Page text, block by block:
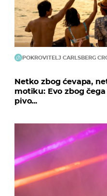
POKROVITELJ CARLSBERG
Netko zbog ćevapa,
motiku: Evo zbog
pivo...